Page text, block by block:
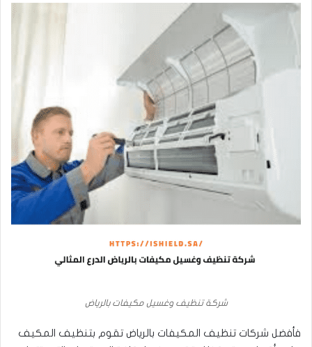
شركة تنظيف وغسيل مكيفات بالرياض
فأفضل شركات تنظيف المكيفات بالرياض تقوم بتنظيف المكيف